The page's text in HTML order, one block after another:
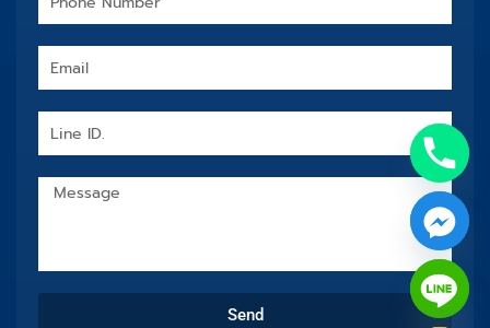
Message
Send Hide
chaty